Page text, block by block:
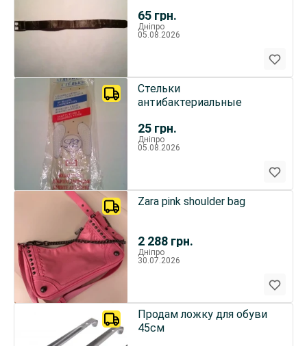
65 грн.
Дніпро
05.08.2026
25 грн.
Стельки
антибактериальные
Дніпро
05.08.2026
2 288 грн.
Zara pink shoulder bag
Дніпро
30.07.2026
Продам ложку для обуви
45см